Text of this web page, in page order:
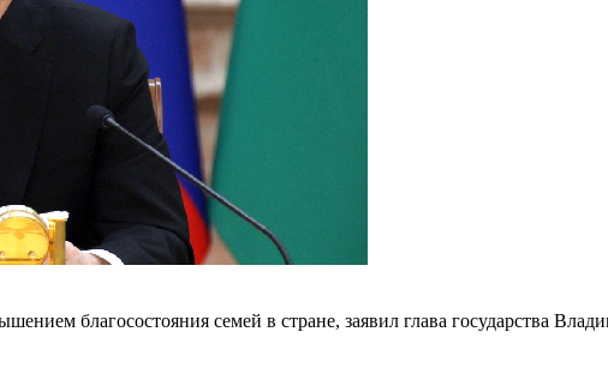
благосостояния семей в стране, заявил глава государства